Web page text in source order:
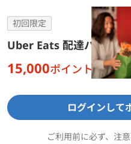
初回限定
Uber Eats 配達パートナ
15,000ポイント が貯まる
ログインして
ご利用前に必ず、注